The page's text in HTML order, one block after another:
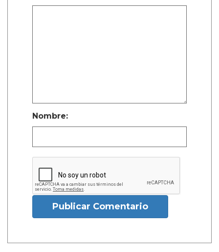
Nombre:
Publicar Comentario